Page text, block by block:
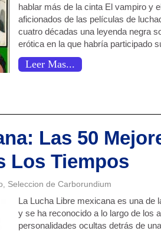
hablar más de la cinta El vampiro y
aficionados de las películas de
cuatro décadas una leyenda negra
erótica en la que habría participado
Leer Mas...
Las 50
Los Tiempos
Seleccion de Carborundium
La Lucha Libre mexicana es una de
y se ha reconocido a lo largo de los
personalidades ocultas detrás de